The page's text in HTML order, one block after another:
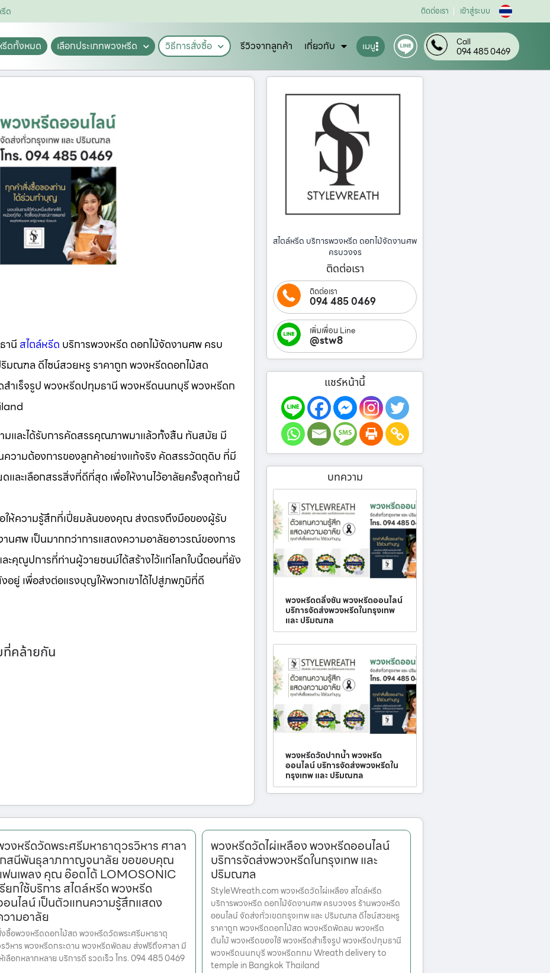
ด ติดต่อเรา เข้าสู่ระบบ
ดทั้งหมด เลือกประเภทพวงหรีด วิธีการสั่งซื้อ รีวิวจากลูกค้า เกี่ยวกับ เมนู Call
094 485 0469
านี สไตล์หรีด บริการพวงหรีด ดอกไม้จัดงานศพ ครบ
มณฑล ดีไซน์สวยหรู ราคาถูก พวงหรีดดอกไม้สด
ำเร็จรูป พวงหรีดปทุมธานี พวงหรีดนนทบุรี พวงหรีดก
มและได้รับการคัดสรรคุณภาพมาแล้วทั้งสิ้น ทันสมัย มี
วามต้องการของลูกค้าอย่างแท้จริง คัดสรรวัตถุดิบ ที่มี
และเลือกสรรสิ่งที่ดีที่สุด เพื่อให้งานไว้อาลัยครั้งสุดท้ายนี้
อให้ความรู้สึกที่เปี่ยมล้นของคุณ ส่งตรงถึงมือของผู้รับ
นศพ เป็นมากกว่าการแสดงความอาลัยอาวรณ์ของการ
ะคุณูปการที่ท่านผู้วายชนม์ได้สร้างไว้แก่โลกใบนี้ตอนที่ยัง
ยู่ เพื่อส่งต่อแรงบุญให้พวกเขาได้ไปสู่ภพภูมิที่ดี
คล้ายกัน
สไตล์หรีด บริการพวงหรีด ดอกไม้จัดงานศพ
ครบวงจร
ติดต่อเรา
ติดต่อเรา
094 485 0469
เพิ่มเพื่อน Line
@stw8
แชร์หน้านี้
บทความ
พวงหรีดตลิ่งชัน พวงหรีดออนไลน์
บริการจัดส่งพวงหรีดในกรุงเทพ
และ ปริมณฑล
พวงหรีดวัดปากน้ำ พวงหรีด
ออนไลน์ บริการจัดส่งพวงหรีดใน
กรุงเทพ และ ปริมณฑล
งหรีดวัดพระศรีมหาธาตุวรวิหาร ศาลา
กสนีพันธุลาภกาญจนาลัย ขอขอบคุณ
ฟนเพลง คุณ อ๊อตโต้ LOMOSONIC
ยกใช้บริการ สไตล์หรีด พวงหรีด
นไลน์ เป็นตัวแทนความรู้สึกแสดง
วามอาลัย
ซื้อพวงหรีดดอกไม้สด พวงหรีดวัดพระศรีมหาธาตุ
วิหาร พวงหรีดกระดาน พวงหรีดพัดลม ส่งฟรีถึงศาลา มี
เลือกหลากหลาย บริการดี รวดเร็ว โทร. 094 485 0469
พวงหรีดวัดไผ่เหลือง พวงหรีดออนไลน์
บริการจัดส่งพวงหรีดในกรุงเทพ และ
ปริมณฑล
StyleWreath.com พวงหรีดวัดไผ่เหลือง สไตล์หรีด
บริการพวงหรีด ดอกไม้จัดงานศพ ครบวงจร ร้านพวงหรีด
ออนไลน์ จัดส่งทั่วเขตกรุงเทพ และ ปริมณฑล ดีไซน์สวยหรู
ราคาถูก พวงหรีดดอกไม้สด พวงหรีดพัดลม พวงหรีด
ต้นไม้ พวงหรีดของใช้ พวงหรีดสำเร็จรูป พวงหรีดปทุมธานี
พวงหรีดนนทบุรี พวงหรีดกทม Wreath delivery to
temple in Bangkok Thailand